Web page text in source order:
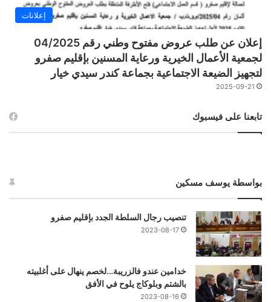
إعلانات
إعلان عن طلب عروض مفتوح وطني رقم 04/2025
لجمعية الأعمال الخيرية ورعاية المسنين بإقليم صفرو
لتجهيز الضيعة الاجتماعية بجماعة كندر سيدي خيار
2025-09-21
تابعنا على فيسبوك
بواسطة يوسف مسكين
تنصيب رجال السلطة الجدد بإقليم صفرو
2023-08-17
خدامين عندو فالزريبة…لخصم ينهال على أغلبيته
بالشتم وبلوكاج يلوح في الأفق
2023-08-16